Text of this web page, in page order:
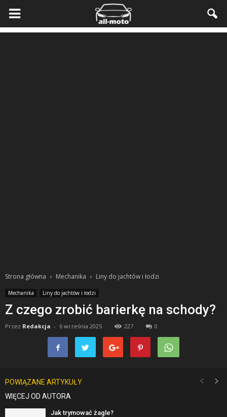
Strona główna Mechanika Liny do jachtów i łodzi
Mechanika Liny do jachtów i łodzi
Z czego zrobić barierkę na schody?
Przez Redakcja - 6 września 2025 227 0
POWIĄZANE ARTYKUŁY
WIĘCEJ OD AUTORA
Jak trymować żagle?